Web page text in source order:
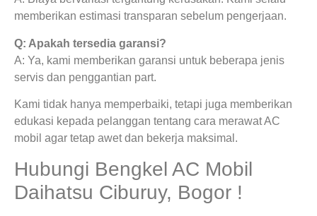
memberikan estimasi transparan sebelum pengerjaan.
Q: Apakah tersedia garansi?
A: Ya, kami memberikan garansi untuk beberapa jenis
servis dan penggantian part.
Kami tidak hanya memperbaiki, tetapi juga memberikan
edukasi kepada pelanggan tentang cara merawat AC
mobil agar tetap awet dan bekerja maksimal.
Hubungi Bengkel AC Mobil
Daihatsu Ciburuy, Bogor !